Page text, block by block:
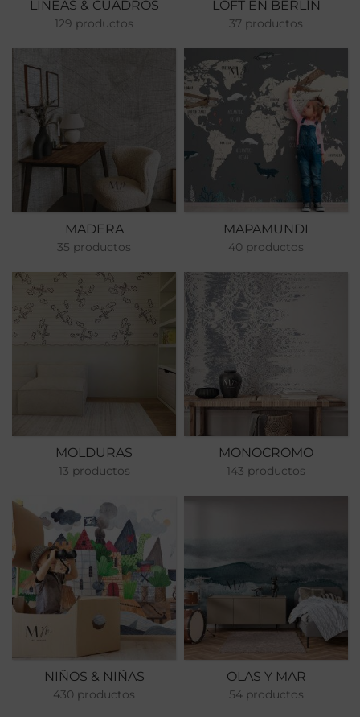
LINEAS & CUADROS
129 productos
LOFT EN BERLÍN
37 productos
MADERA
35 productos
MAPAMUNDI
40 productos
MOLDURAS
13 productos
MONOCROMO
143 productos
NIÑOS & NIÑAS
430 productos
OLAS Y MAR
54 productos